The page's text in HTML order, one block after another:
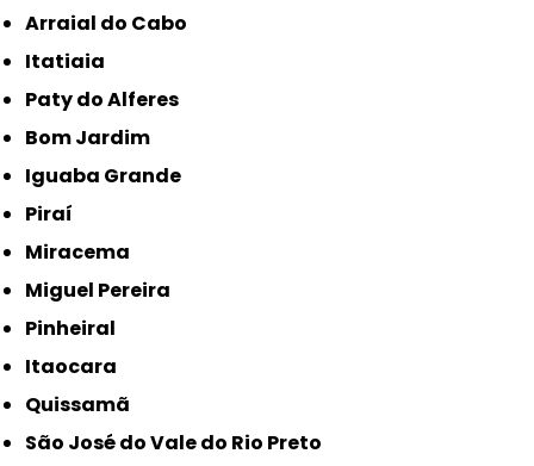
Arraial do Cabo
Itatiaia
Paty do Alferes
Bom Jardim
Iguaba Grande
Piraí
Miracema
Miguel Pereira
Pinheiral
Itaocara
Quissamã
São José do Vale do Rio Preto